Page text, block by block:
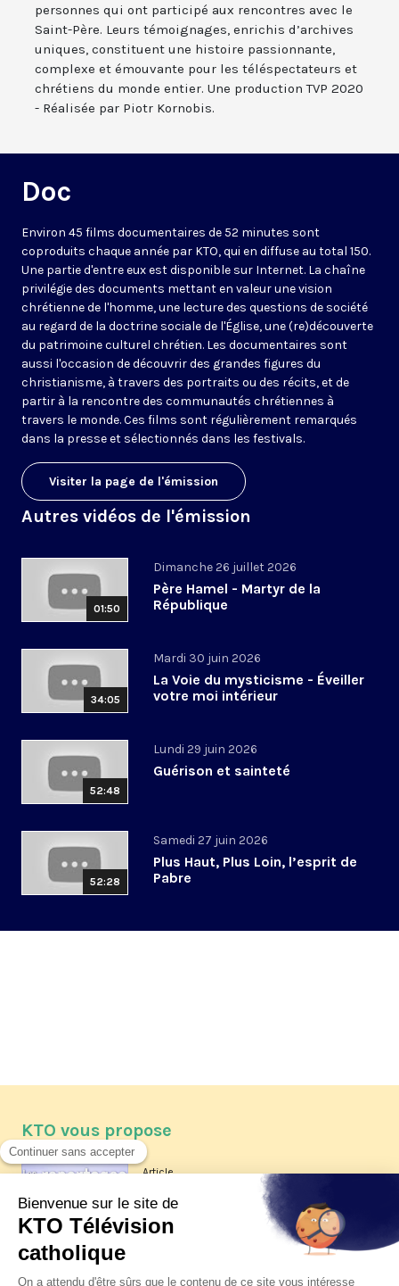
personnes qui ont participé aux rencontres avec le
Saint-Père. Leurs témoignages, enrichis d’archives
uniques, constituent une histoire passionnante,
complexe et émouvante pour les téléspectateurs et
chrétiens du monde entier. Une production TVP 2020
- Réalisée par Piotr Kornobis.
Doc
Environ 45 films documentaires de 52 minutes sont
coproduits chaque année par KTO, qui en diffuse au total 150.
Une partie d'entre eux est disponible sur Internet. La chaîne
privilégie des documents mettant en valeur une vision
chrétienne de l'homme, une lecture des questions de société
au regard de la doctrine sociale de l'Église, une (re)découverte
du patrimoine culturel chrétien. Les documentaires sont
aussi l'occasion de découvrir des grandes figures du
christianisme, à travers des portraits ou des récits, et de
partir à la rencontre des communautés chrétiennes à
travers le monde. Ces films sont régulièrement remarqués
dans la presse et sélectionnés dans les festivals.
Visiter la page de l'émission
Autres vidéos de l'émission
01:50
Dimanche 26 juillet 2026
Père Hamel - Martyr de la
République
34:05
Mardi 30 juin 2026
La Voie du mysticisme - Éveiller
votre moi intérieur
52:48
Lundi 29 juin 2026
Guérison et sainteté
52:28
Samedi 27 juin 2026
Plus Haut, Plus Loin, l’esprit de
Pabre
KTO vous propose
Article
Les reportages d'été 2026 de KTO
La visite pastorale du pape Léon